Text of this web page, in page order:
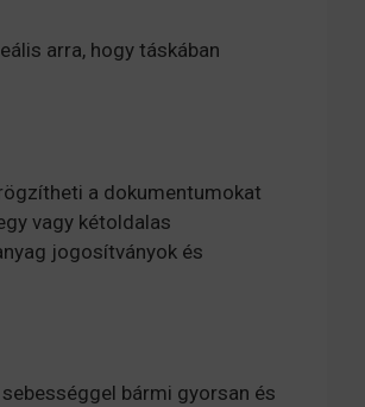
arra, hogy táskában
a dokumentumokat
vagy kétoldalas
jogosítványok és
bármi gyorsan és